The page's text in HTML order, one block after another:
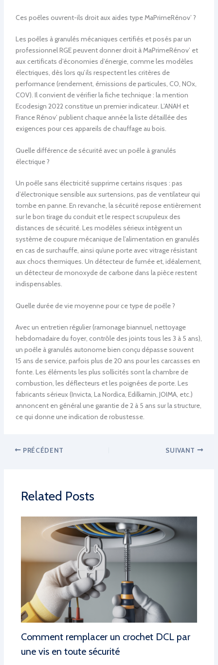
Ces poêles ouvrent-ils droit aux aides type MaPrimeRénov’ ?
Les poêles à granulés mécaniques certifiés et posés par un
professionnel RGE peuvent donner droit à MaPrimeRénov’ et
aux certificats d’économies d’énergie, comme les modèles
électriques, dès lors qu’ils respectent les critères de
performance (rendement, émissions de particules, CO, NOx,
COV). Il convient de vérifier la fiche technique : la mention
Ecodesign 2022 constitue un premier indicateur. L’ANAH et
France Rénov’ publient chaque année la liste détaillée des
exigences pour ces appareils de chauffage au bois.
Quelle différence de sécurité avec un poêle à granulés
électrique ?
Un poêle sans électricité supprime certains risques : pas
d’électronique sensible aux surtensions, pas de ventilateur qui
tombe en panne. En revanche, la sécurité repose entièrement
sur le bon tirage du conduit et le respect scrupuleux des
distances de sécurité. Les modèles sérieux intègrent un
système de coupure mécanique de l’alimentation en granulés
en cas de surchauffe, ainsi qu’une porte avec vitrage résistant
aux chocs thermiques. Un détecteur de fumée et, idéalement,
un détecteur de monoxyde de carbone dans la pièce restent
indispensables.
Quelle durée de vie moyenne pour ce type de poêle ?
Avec un entretien régulier (ramonage biannuel, nettoyage
hebdomadaire du foyer, contrôle des joints tous les 3 à 5 ans),
un poêle à granulés autonome bien conçu dépasse souvent
15 ans de service, parfois plus de 20 ans pour les carcasses en
fonte. Les éléments les plus sollicités sont la chambre de
combustion, les déflecteurs et les poignées de porte. Les
fabricants sérieux (Invicta, La Nordica, Edilkamin, JOIMA, etc.)
annoncent en général une garantie de 2 à 5 ans sur la structure,
ce qui donne une indication de robustesse.
PRÉCÉDENT SUIVANT
Related Posts
Comment remplacer un crochet DCL par
une vis en toute sécurité